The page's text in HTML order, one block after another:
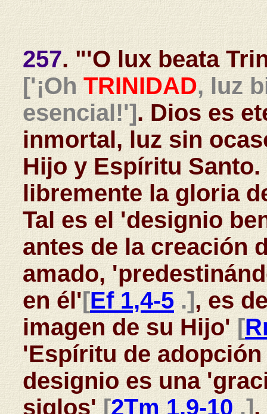
257. "'O lux beata
['¡Oh TRINIDAD, luz
esencial!']. Dios es
inmortal, luz sin
Hijo y Espíritu
libremente la gloria
Tal es el 'designio
antes de la creación
amado,
en él'[Ef 1,4-5.], es
imagen de su Hijo'[
'Espíritu de
designio es una
siglos'[2Tm 1,9-10 .],